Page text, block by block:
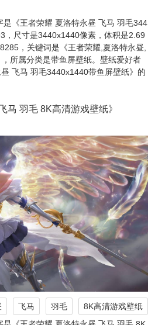
《王者荣耀 夏洛特永昼 飞马 羽毛344
，尺寸是3440x1440像素，体积是2.69
，关键词是《王者荣耀,夏洛特永昼,
所属分类是带鱼屏壁纸。壁纸爱好者
飞马 羽毛3440x1440带鱼屏壁纸》的
马 羽毛 8K高清游戏壁纸》
飞马 羽毛
8K高清游戏壁纸